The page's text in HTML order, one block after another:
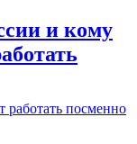
и кому